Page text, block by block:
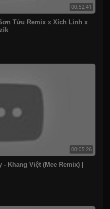
00:52:41
Tửu Remix x Xích Linh x
00:05:26
Khang Việt (Mee Remix) |